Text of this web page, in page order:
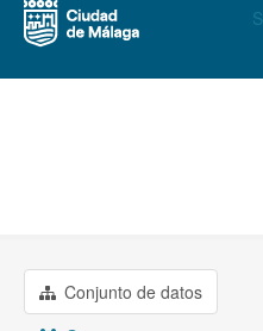
Grupos
Conjunto de datos